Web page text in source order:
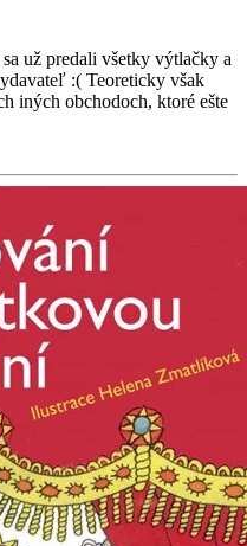
už predali všetky výtlačky a
:( Teoreticky však
iných obchodoch, ktoré ešte